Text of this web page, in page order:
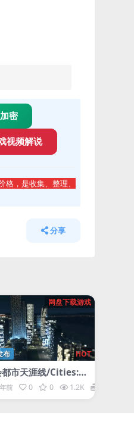
密
视频解说
格，是收集、整理、
分享
网盘下载游戏
HOT
布
都市天涯线/Cities: S
前 0 0 1.2K